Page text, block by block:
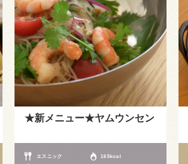
★新メニュー★ヤムウンセン
エスニック 165kcal